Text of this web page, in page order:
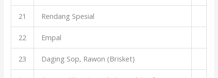
21 Rendang Spesial
22 Empal
23 Daging Sop, Rawon (Brisket)